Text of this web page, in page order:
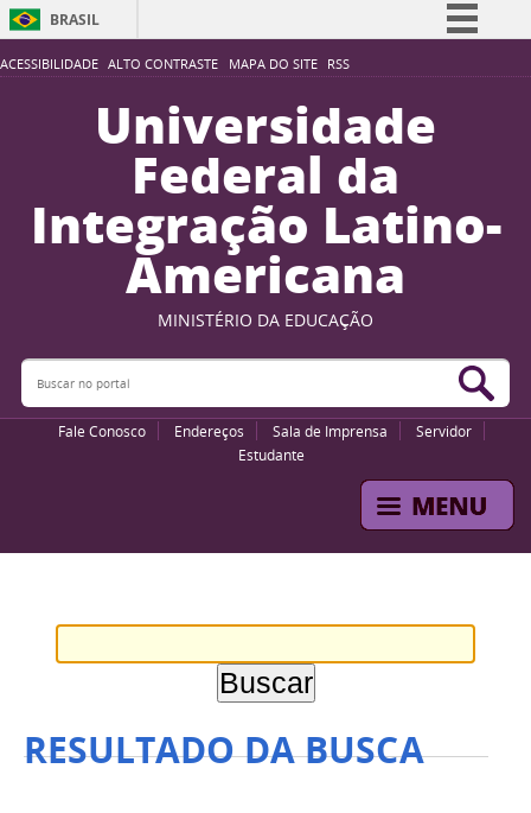
ACESSIBILIDADE ALTO CONTRASTE MAPA DO SITE RSS
BRASIL
Simplifique!
Participe
Acesso à informação
Legislação
Canais
Universidade
Federal da
Integração Latino-
Americana
MINISTÉRIO DA EDUCAÇÃO
Buscar no portal
Fale Conosco Endereços Sala de Imprensa
Servidor
Estudante
RESULTADO DA BUSCA